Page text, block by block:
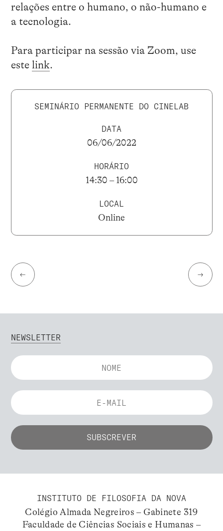
relações entre o humano, o não-humano e
a tecnologia.
Para participar na sessão via Zoom, use
este link.
SEMINÁRIO PERMANENTE DO CINELAB
DATA
06/06/2022
HORÁRIO
14:30 – 16:00
LOCAL
Online
← →
NEWSLETTER
INSTITUTO DE FILOSOFIA DA NOVA
Colégio Almada Negreiros – Gabinete 319
Faculdade de Ciências Sociais e Humanas –